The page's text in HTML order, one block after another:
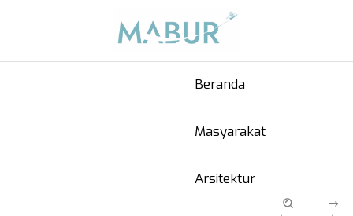
Beranda
Masyarakat
Arsitektur